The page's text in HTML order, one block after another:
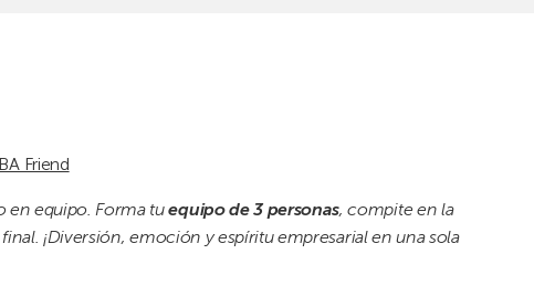
Friend
en equipo. Forma tuequipo de 3 personas, compite en la
¡Diversión, emoción y espíritu empresarial en una sola